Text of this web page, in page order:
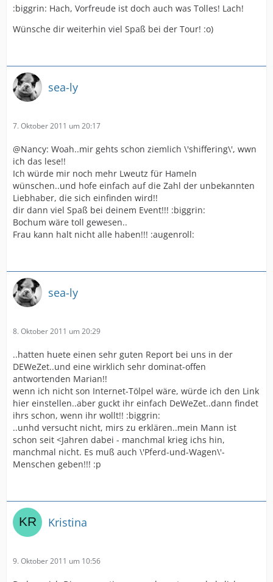
:biggrin: Hach, Vorfreude ist doch auch was Tolles! Lach!
Wünsche dir weiterhin viel Spaß bei der Tour! :o)
sea-ly
7. Oktober 2011 um 20:17
@Nancy: Woah..mir gehts schon ziemlich \'shiffering\', wwn
ich das lese!!
Ich würde mir noch mehr Lweutz für Hameln
wünschen..und hofe einfach auf die Zahl der unbekannten
Liebhaber, die sich einfinden wird!!
dir dann viel Spaß bei deinem Event!!! :biggrin:
Bochum wäre toll gewesen..
Frau kann halt nicht alle haben!!! :augenroll:
sea-ly
8. Oktober 2011 um 20:29
..hatten huete einen sehr guten Report bei uns in der
DEWeZet..und eine wirklich sehr dominat-offen
antwortenden Marian!!
wenn ich nicht son Internet-Tölpel wäre, würde ich den Link
hier einstellen..aber guckt ihr einfach DeWeZet..dann findet
ihrs schon, wenn ihr wollt!! :biggrin:
..unhd versucht nicht, mirs zu erklären..mein Mann ist
schon seit <Jahren dabei - manchmal krieg ichs hin,
manchmal nicht. Es muß auch \'Pferd-und-Wagen\'-
Menschen geben!!! :p
Kristina
9. Oktober 2011 um 10:56